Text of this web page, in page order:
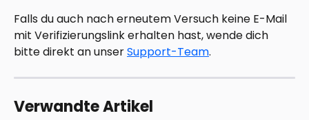
Falls du auch nach erneutem Versuch keine E-Mail
mit Verifizierungslink erhalten hast, wende dich
bitte direkt an unser Support-Team.
Verwandte Artikel